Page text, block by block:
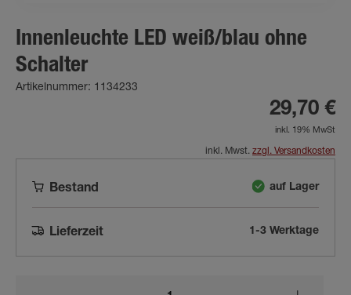
Innenleuchte LED weiß/blau ohne
Schalter
Artikelnummer: 1134233
29,70 €
inkl. 19% MwSt
inkl. Mwst. zzgl. Versandkosten
Bestand auf Lager
Lieferzeit 1-3 Werktage